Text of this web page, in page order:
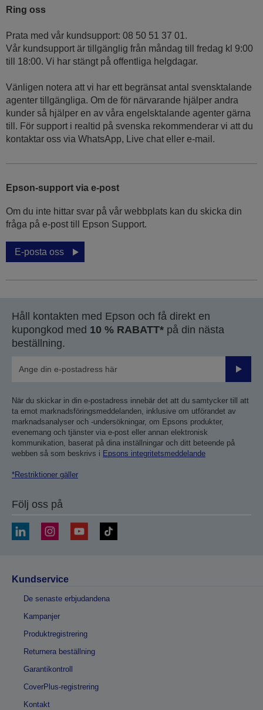
Ring oss
Prata med vår kundsupport: 08 50 51 37 01.
Vår kundsupport är tillgänglig från måndag till fredag kl 9:00
till 18:00. Vi har stängt på offentliga helgdagar.
Vänligen notera att vi har ett begränsat antal svensktalande
agenter tillgängliga. Om de för närvarande hjälper andra
kunder så hjälper en av våra engelsktalande agenter gärna
till. För support i realtid på svenska rekommenderar vi att du
kontaktar oss via WhatsApp, Live chat eller e-mail.
Epson-support via e-post
Om du inte hittar svar på vår webbplats kan du skicka din
fråga på e-post till Epson Support.
E-posta oss
Håll kontakten med Epson och få direkt en
kupongkod med 10 % RABATT* på din nästa
beställning.
Skicka
När du skickar in din e-postadress innebär det att du samtycker till att
ta emot marknadsföringsmeddelanden, inklusive om utförandet av
marknadsanalyser och -undersökningar, om Epsons produkter,
evenemang och tjänster via e-post eller annan elektronisk
kommunikation, baserat på dina inställningar och ditt beteende på
webben så som beskrivs i Epsons integritetsmeddelande
*Restriktioner gäller
Följ oss på
Kundservice
De senaste erbjudandena
Kampanjer
Produktregistrering
Returnera beställning
Garantikontroll
CoverPlus-registrering
Kontakt